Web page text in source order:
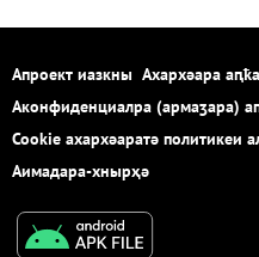
Апроект иазкны Ахархәара
Аконфиденциалра (армаӡара)
Cookie ахархәаратә политикеи
Аимадара-хнырҳә